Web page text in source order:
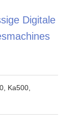
Digitale
Ka500,